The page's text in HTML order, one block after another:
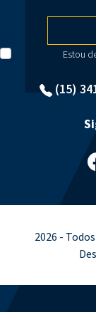
(15)
Estou
2026 -